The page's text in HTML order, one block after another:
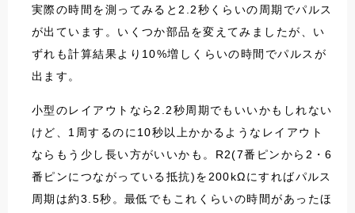
実際の時間を測ってみると2.2秒くらいの周期でパルス
が出ています。いくつか部品を変えてみましたが、い
ずれも計算結果より10%増しくらいの時間でパルスが
出ます。
小型のレイアウトなら2.2秒周期でもいいかもしれない
けど、1周するのに10秒以上かかるようなレイアウト
ならもう少し長い方がいいかも。R2(7番ピンから2・6
番ピンにつながっている抵抗)を200kΩにすればパルス
周期は約3.5秒。最低でもこれくらいの時間があったほ